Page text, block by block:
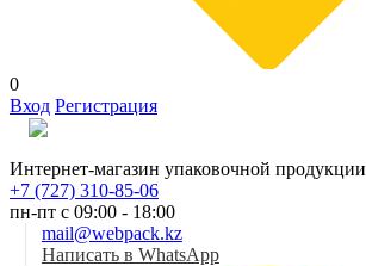
0
Вход Регистрация
Интернет-магазин упаковочной продукции
+7 (727) 310-85-06
пн-пт с 09:00 - 18:00
mail@webpack.kz
Написать в WhatsApp